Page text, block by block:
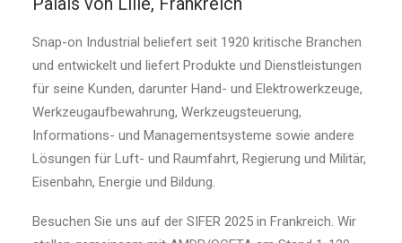
Snap-on Industrial beliefert seit 1920 kritische Branchen
und entwickelt und liefert Produkte und Dienstleistungen
für seine Kunden, darunter Hand- und Elektrowerkzeuge,
Werkzeugaufbewahrung, Werkzeugsteuerung,
Informations- und Managementsysteme sowie andere
Lösungen für Luft- und Raumfahrt, Regierung und Militär,
Eisenbahn, Energie und Bildung.
Besuchen Sie uns auf der SIFER 2025 in Frankreich. Wir